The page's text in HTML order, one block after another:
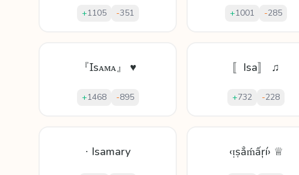
+1105 -351 +1001 -285
『Ɪsᴀᴍᴀ』 ♥
+1468 -895
〚Isa〛 ♫
+732 -228
∙ Isamary ‹ᴉṣẳḿấŗí› ♕